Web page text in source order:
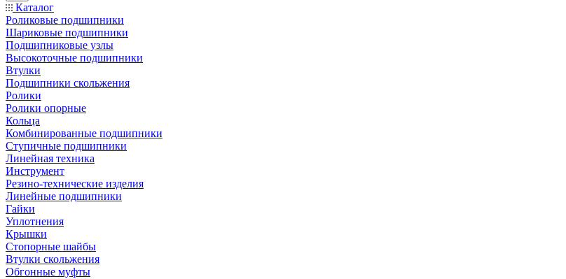
Каталог
Роликовые подшипники
Шариковые подшипники
Подшипниковые узлы
Высокоточные подшипники
Втулки
Подшипники скольжения
Ролики
Ролики опорные
Кольца
Комбинированные подшипники
Ступичные подшипники
Линейная техника
Инструмент
Резино-технические изделия
Линейные подшипники
Гайки
Уплотнения
Крышки
Стопорные шайбы
Втулки скольжения
Обгонные муфты